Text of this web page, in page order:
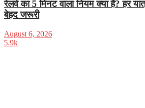
रेलवे का 5 मिनट वाला नियम क्या है? हर
बेहद जरूरी
August 6, 2026
5.9k